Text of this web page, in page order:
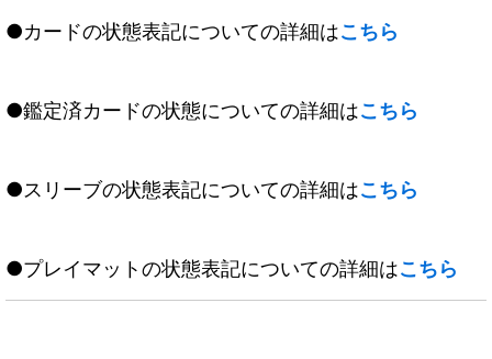
●カードの状態表記についての詳細はこちら
●鑑定済カードの状態についての詳細はこちら
●スリーブの状態表記についての詳細はこちら
●プレイマットの状態表記についての詳細はこちら